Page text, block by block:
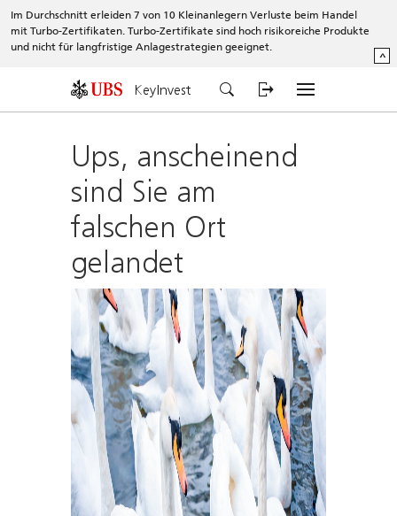
Im Durchschnitt erleiden 7 von 10 Kleinanlegern Verluste beim Handel
mit Turbo-Zertifikaten. Turbo-Zertifikate sind hoch risikoreiche Produkte
und nicht für langfristige Anlagestrategien geeignet.
^
KeyInvest
Ups, anscheinend
sind Sie am
falschen Ort
gelandet